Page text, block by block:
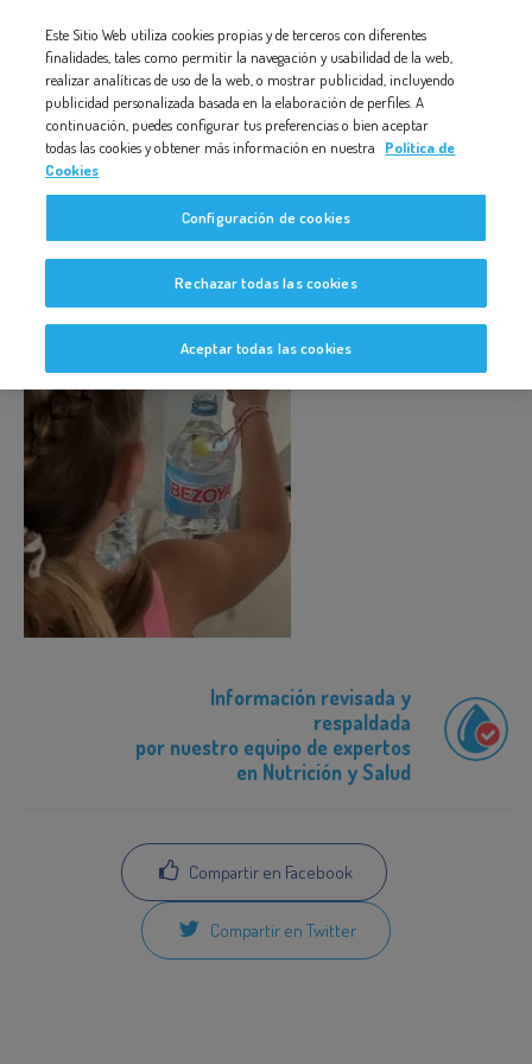
accesibilidad.
IMG_2913
IMG_2913
Información revisada y
respaldada
por nuestro equipo de expertos
en Nutrición y Salud
Compartir en Facebook
Compartir en Twitter
Este Sitio Web utiliza cookies propias y de terceros con diferentes
finalidades, tales como permitir la navegación y usabilidad de la web,
realizar analíticas de uso de la web, o mostrar publicidad, incluyendo
publicidad personalizada basada en la elaboración de perfiles. A
continuación, puedes configurar tus preferencias o bien aceptar
todas las cookies y obtener más información en nuestra
Política de
Cookies
Configuración de cookies
Rechazar todas las cookies
Aceptar todas las cookies